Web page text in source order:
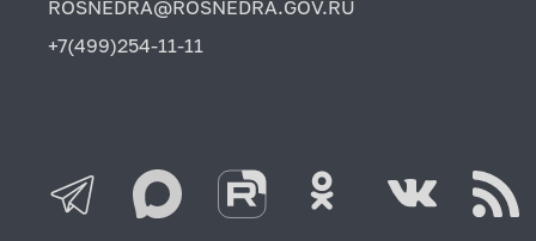
ROSNEDRA@ROSNEDRA.GOV.RU
+7(499)254-11-11